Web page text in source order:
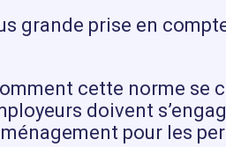
grande prise en
cette norme se
doivent
pour les